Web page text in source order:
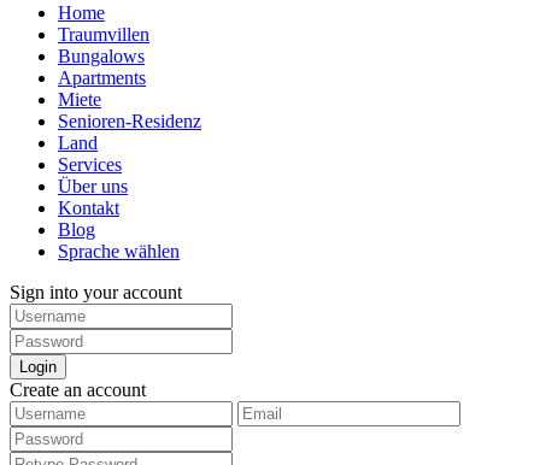
Home
Traumvillen
Bungalows
Apartments
Miete
Senioren-Residenz
Land
Services
Über uns
Kontakt
Blog
Sprache wählen
Sign into your account
Login
Create an account